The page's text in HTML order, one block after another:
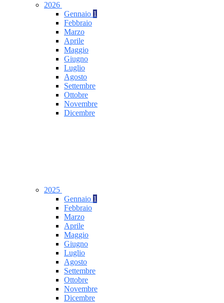
2026
Gennaio 1
Febbraio
Marzo
Aprile
Maggio
Giugno
Luglio
Agosto
Settembre
Ottobre
Novembre
Dicembre
2025
Gennaio 1
Febbraio
Marzo
Aprile
Maggio
Giugno
Luglio
Agosto
Settembre
Ottobre
Novembre
Dicembre